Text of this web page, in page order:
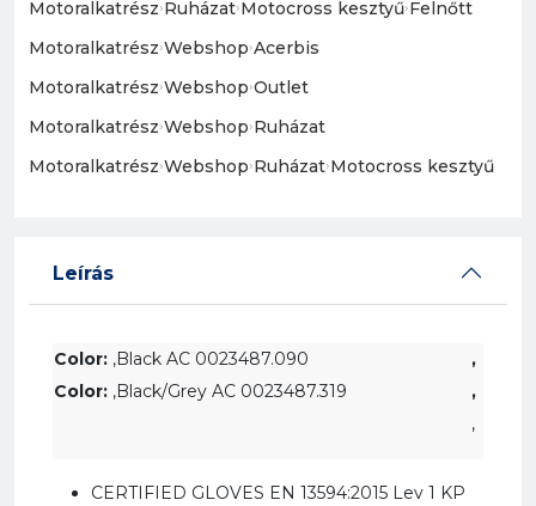
Motoralkatrész›Ruházat›Motocross kesztyű›Felnőtt
Motoralkatrész›Webshop›Acerbis
Motoralkatrész›Webshop›Outlet
Motoralkatrész›Webshop›Ruházat
Motoralkatrész›Webshop›Ruházat›Motocross kesztyű
Leírás
Color: ,Black AC 0023487.090
,
Color: ,Black/Grey AC 0023487.319
,
,
CERTIFIED GLOVES EN 13594:2015 Lev 1 KP